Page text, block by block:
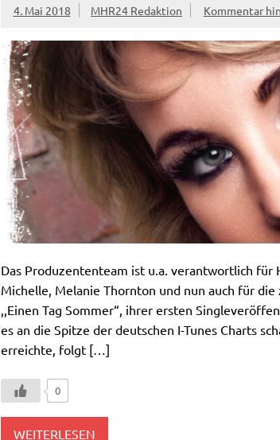
4. Mai 2018 MHR24 Redaktion Kommentar
Das Produzententeam ist u.a. verantwortlich für
Michelle, Melanie Thornton und nun auch für
,,Einen Tag Sommer“, ihrer ersten
es an die Spitze der deutschen I-Tunes Charts
erreichte, folgt […]
0
WEITERLESEN